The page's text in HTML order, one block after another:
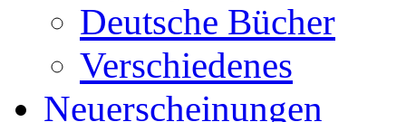
Deutsche Bücher
Verschiedenes
Neuerscheinungen